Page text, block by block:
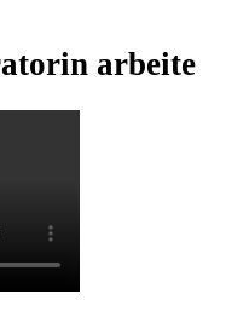
arbeite